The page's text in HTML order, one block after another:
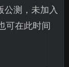
测，未加入
可在此时间